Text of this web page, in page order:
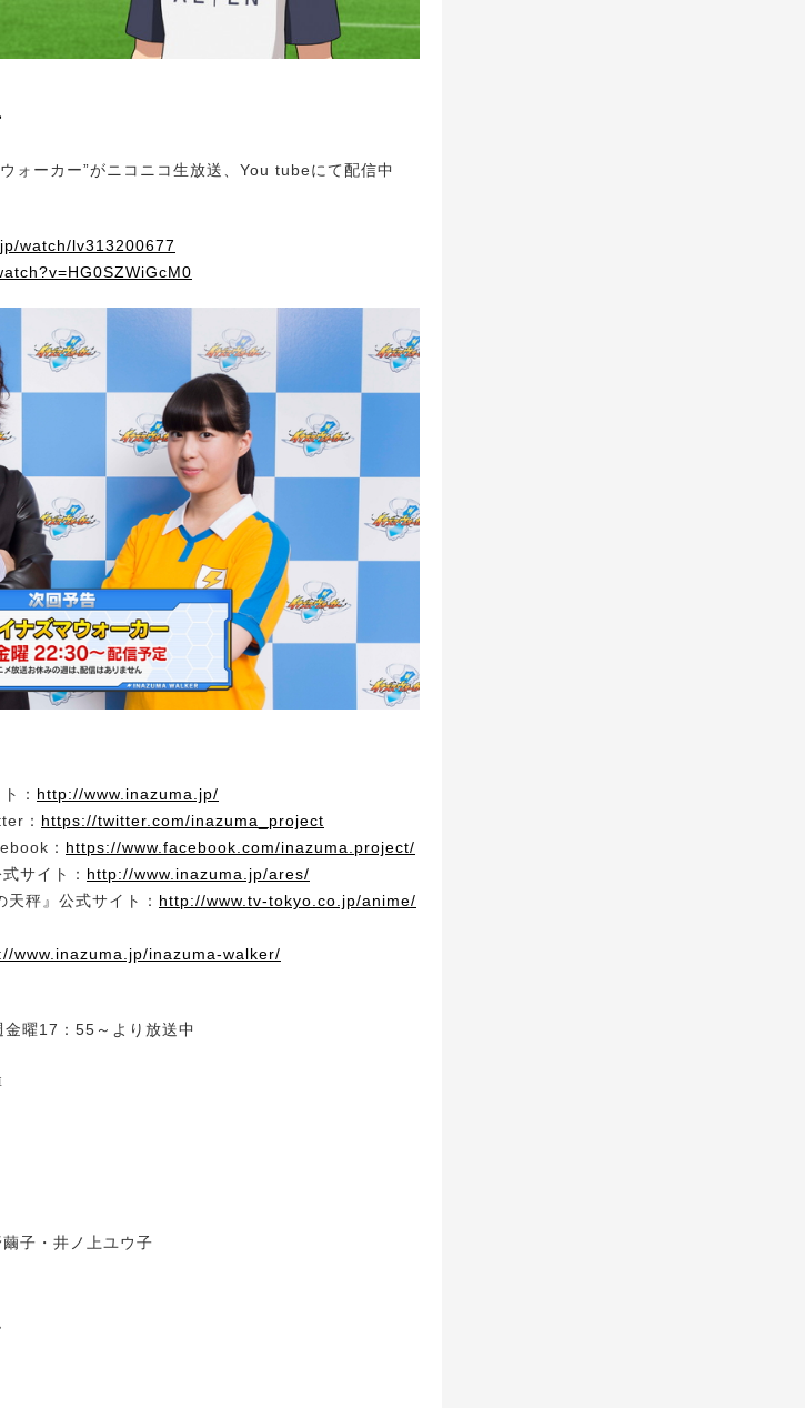
ォーカー”がニコニコ生放送、You tubeにて配信中
watch/lv313200677
： http://www.inazuma.jp/
： https://twitter.com/inazuma_project
： https://www.facebook.com/inazuma.project/
サイト： http://www.inazuma.jp/ares/
秤』公式サイト： http://www.tv-tokyo.co.jp/anime/
www.inazuma.jp/inazuma-walker/
曜17：55～より放送中
子・井ノ上ユウ子